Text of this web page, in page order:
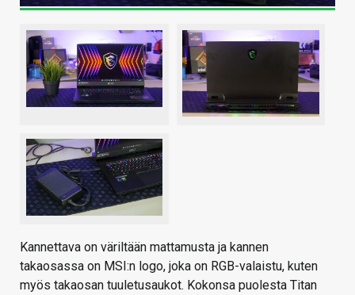
Kannettava on väriltään mattamusta ja kannen
takaosassa on MSI:n logo, joka on RGB-valaistu, kuten
myös takaosan tuuletusaukot. Kokonsa puolesta Titan